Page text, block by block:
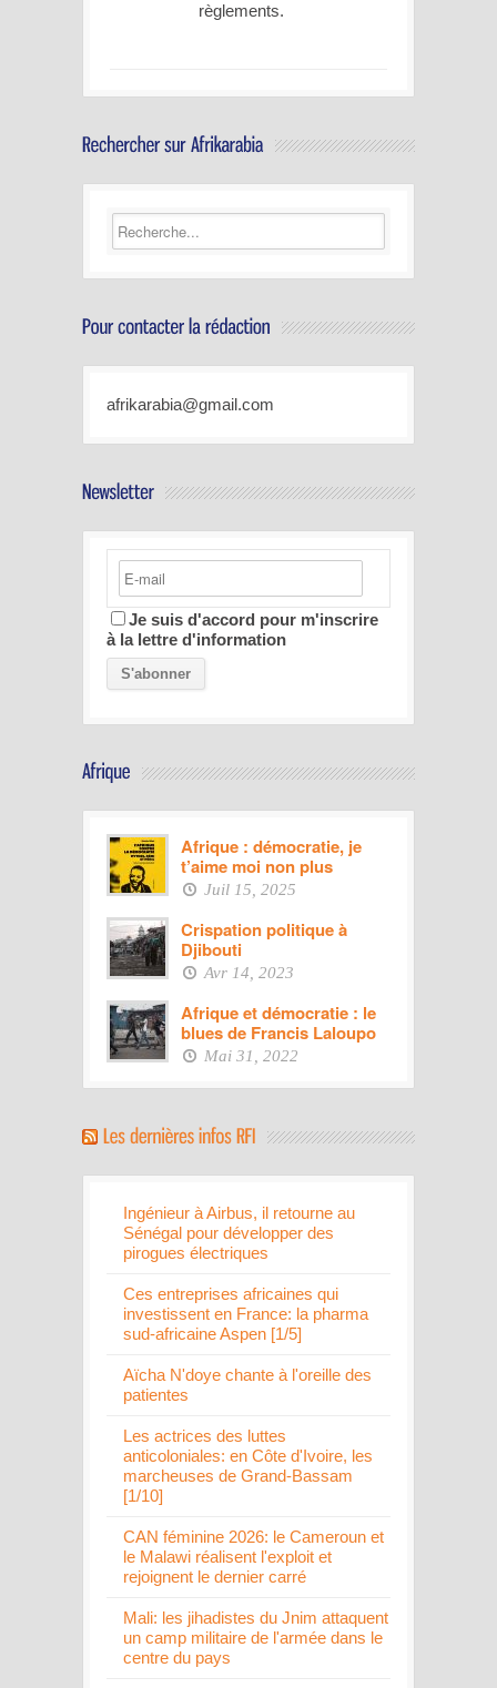
règlements.
afrikarabia@gmail.com
Je suis d'accord pour m'inscrire
à la lettre d'information
Afrique : démocratie, je
t’aime moi non plus
Juil 15, 2025
Crispation politique à
Djibouti
Avr 14, 2023
Afrique et démocratie : le
blues de Francis Laloupo
Mai 31, 2022
Ingénieur à Airbus, il retourne au
Sénégal pour développer des
pirogues électriques
Ces entreprises africaines qui
investissent en France: la pharma
sud-africaine Aspen [1/5]
Aïcha N'doye chante à l'oreille des
patientes
Les actrices des luttes
anticoloniales: en Côte d'Ivoire, les
marcheuses de Grand-Bassam
[1/10]
CAN féminine 2026: le Cameroun et
le Malawi réalisent l'exploit et
rejoignent le dernier carré
Mali: les jihadistes du Jnim attaquent
un camp militaire de l'armée dans le
centre du pays